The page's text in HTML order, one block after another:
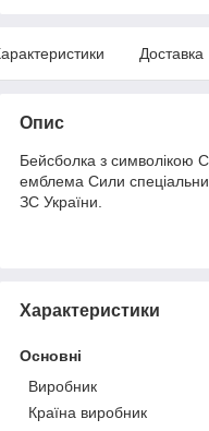
Доставка
Опис
Бейсболка з символікою
емблема Сили
ЗС України.
Характеристики
Основні
Виробник
Країна виробник